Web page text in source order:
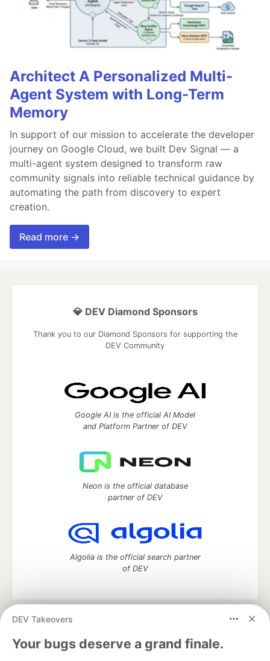
Architect A Personalized Multi-
Agent System with Long-Term
Memory
In support of our mission to accelerate the developer
journey on Google Cloud, we built Dev Signal — a
multi-agent system designed to transform raw
community signals into reliable technical guidance by
automating the path from discovery to expert
creation.
Read more →
DEV Takeovers
Your bugs deserve a grand finale.
💎 DEV Diamond Sponsors
Thank you to our Diamond Sponsors for supporting the
DEV Community
Google AI is the official AI Model
and Platform Partner of DEV
Neon is the official database
partner of DEV
Algolia is the official search partner
of DEV
DEV Community
— A space to discuss and keep up software
development and manage your software career
Home
DEV Challenges DEV++
Videos